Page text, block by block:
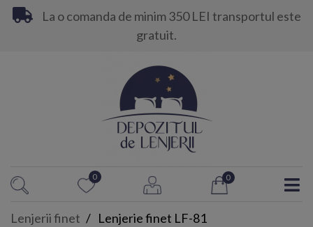
La o comanda de minim 350 LEI transportul este
gratuit.
0 0
Lenjerii finet Lenjerie finet LF-81